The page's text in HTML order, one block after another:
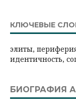
КЛЮЧЕВЫЕ
элиты,
идентичность,
БИОГРАФИЯ